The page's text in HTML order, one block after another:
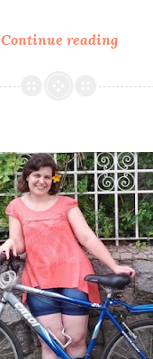
Continue reading
em
sem
carro
Não sei se eu caso ou se eu compro uma bicicleta II